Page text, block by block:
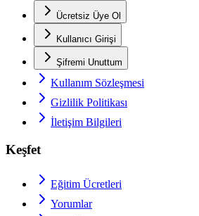
Ücretsiz Üye Ol
Kullanıcı Girişi
Şifremi Unuttum
Kullanım Sözleşmesi
Gizlilik Politikası
İletişim Bilgileri
Keşfet
Eğitim Ücretleri
Yorumlar